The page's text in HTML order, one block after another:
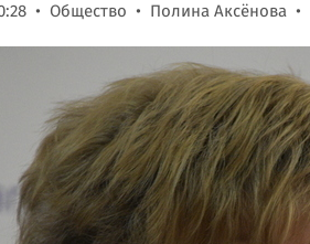
Общество Полина Аксёнова